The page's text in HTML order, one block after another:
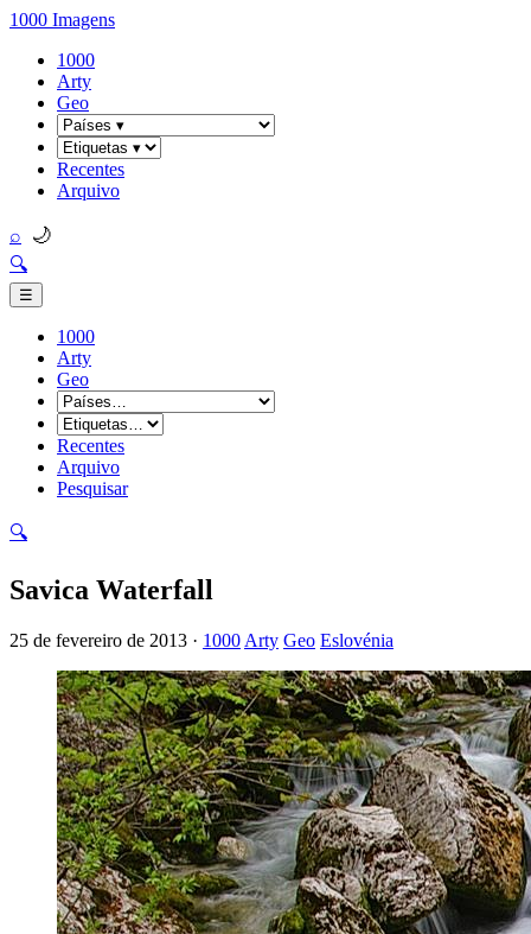
1000 Imagens
1000
Arty
Geo
Recentes
Arquivo
⌕ 🌙
🔍
☰
1000
Arty
Geo
Recentes
Arquivo
Pesquisar
🔍
Savica Waterfall
25 de fevereiro de 2013 · 1000 Arty Geo Eslovénia